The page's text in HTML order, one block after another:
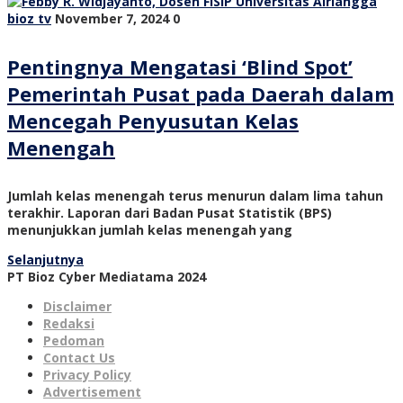
bioz tv November 7, 2024 0
Pentingnya Mengatasi ‘Blind Spot’
Pemerintah Pusat pada Daerah dalam
Mencegah Penyusutan Kelas
Menengah
Jumlah kelas menengah terus menurun dalam lima tahun
terakhir. Laporan dari Badan Pusat Statistik (BPS)
menunjukkan jumlah kelas menengah yang
Selanjutnya
PT Bioz Cyber Mediatama 2024
Disclaimer
Redaksi
Pedoman
Contact Us
Privacy Policy
Advertisement